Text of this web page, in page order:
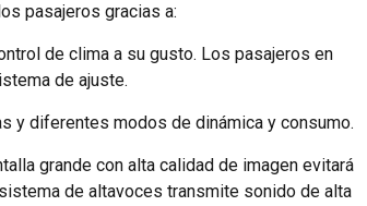
pasajeros gracias a:
de clima a su gusto. Los pasajeros en
de ajuste.
y diferentes modos de dinámica y consumo.
grande con alta calidad de imagen evitará
de altavoces transmite sonido de alta